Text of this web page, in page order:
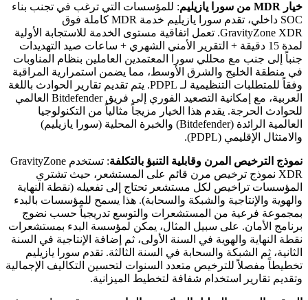
خيار MDR من سورا يازيليم
: للمؤسسات التي ترغب في تجنب بناء
SOC داخلي، تقدم سورا يازيليم خدمة MDR كاملة فوق
GravityZone XDR. تعمل اتفاقية مستوى الخدمة للاستجابة الأولية
لمدة 15 دقيقة + التقرير الأمني الشهري + ساعات صيد التهديدات
جنباً إلى جنب مع محللي سورا المعتمدين العاملين بنظام المناوبات
في منطقة الخليج والشرق الأوسط، مما يضمن استمرارية المراقبة
وفقاً للمتطلبات التنظيمية لـ PDPL. يتم تقديم تقارير الحوادث باللغة
العربية، مع إمكانية التصعيد الفوري إلى فريق Bitdefender العالمي
للحوادث الحرجة. يقدم هذا الخيار مزيجاً مثالياً من التكنولوجيا
العالمية الرائدة (Bitdefender) والخبرة المحلية (سورا يازيليم)
والامتثال الإقليمي (PDPL).
نموذج الترخيص المرن وقابلية التنبؤ بالتكلفة
: تستخدم GravityZone
XDR نموذج ترخيص مرن قائم على المستشعر، حيث تشتري
المؤسسات تراخيص لكل مستشعر تحتاج إلى تفعيله (نقطة النهاية
والهوية والإنتاجية والشبكة والسحابة). هذا يسمح للمؤسسات بالبدء
بمجموعة فرعية من المستشعرات والتوسع تدريجياً حسب نضوج
برنامج الأمان. على سبيل المثال، يمكن لمؤسسة البدء بمستشعرات
نقطة النهاية والهوية في السنة الأولى، ثم إضافة الإنتاجية في السنة
الثانية، ثم الشبكة والسحابة في السنة الثالثة. تقدم سورا يازيليم
تخطيطاً مفصلاً للترخيص متعدد السنوات لتحسين التكاليف الإجمالية
وتقديم تقارير استخدام شفافة لتخطيط الميزانية.